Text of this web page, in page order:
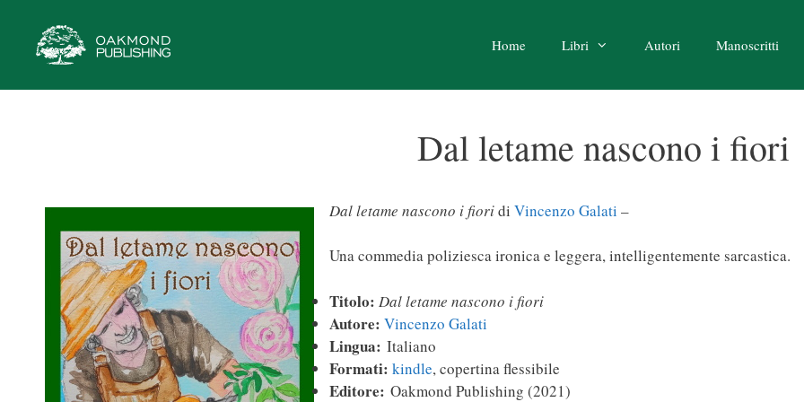
contenuto
Home Libri Autori Manoscritti
Dal letame nascono i fiori
Dal letame nascono i fioridi Vincenzo Galati –
Una commedia poliziesca ironica e leggera, intelligentemente sarcastica.
Titolo: Dal letame nascono i fiori
Autore: Vincenzo Galati
Lingua: Italiano
Formati: kindle, copertina flessibile
Editore: Oakmond Publishing (2021)